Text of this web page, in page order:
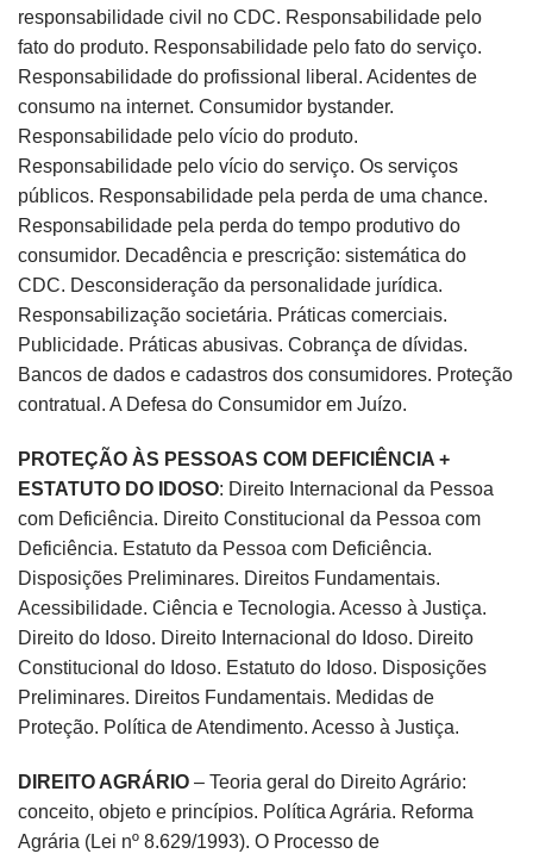
responsabilidade civil no CDC. Responsabilidade pelo
fato do produto. Responsabilidade pelo fato do serviço.
Responsabilidade do profissional liberal. Acidentes de
consumo na internet. Consumidor bystander.
Responsabilidade pelo vício do produto.
Responsabilidade pelo vício do serviço. Os serviços
públicos. Responsabilidade pela perda de uma chance.
Responsabilidade pela perda do tempo produtivo do
consumidor. Decadência e prescrição: sistemática do
CDC. Desconsideração da personalidade jurídica.
Responsabilização societária. Práticas comerciais.
Publicidade. Práticas abusivas. Cobrança de dívidas.
Bancos de dados e cadastros dos consumidores. Proteção
contratual. A Defesa do Consumidor em Juízo.
PROTEÇÃO ÀS PESSOAS COM DEFICIÊNCIA +
ESTATUTO DO IDOSO: Direito Internacional da Pessoa
com Deficiência. Direito Constitucional da Pessoa com
Deficiência. Estatuto da Pessoa com Deficiência.
Disposições Preliminares. Direitos Fundamentais.
Acessibilidade. Ciência e Tecnologia. Acesso à Justiça.
Direito do Idoso. Direito Internacional do Idoso. Direito
Constitucional do Idoso. Estatuto do Idoso. Disposições
Preliminares. Direitos Fundamentais. Medidas de
Proteção. Política de Atendimento. Acesso à Justiça.
DIREITO AGRÁRIO – Teoria geral do Direito Agrário:
conceito, objeto e princípios. Política Agrária. Reforma
Agrária (Lei nº 8.629/1993). O Processo de